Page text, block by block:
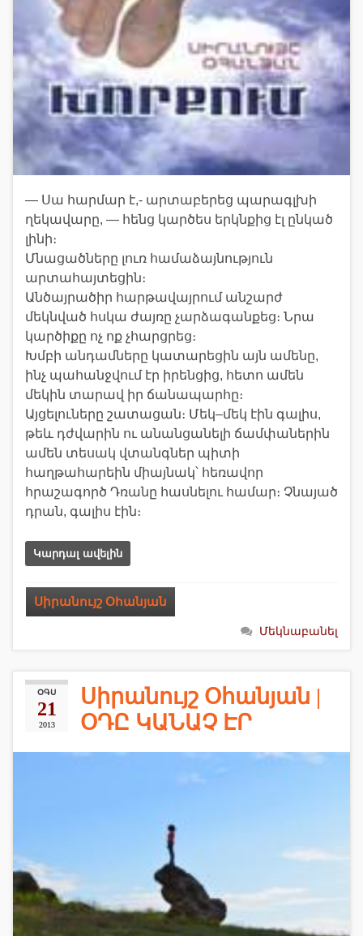
— Սա հարմար է,- արտաբերեց պարագլխի
ղեկավարը, — հենց կարծես երկնքից էլ ընկած
լինի։
Մնացածները լուռ համաձայնություն
արտահայտեցին։
Անծայրածիր հարթավայրում անշարժ
մեկնված հսկա ժայռը չարձագանքեց։ Նրա
կարծիքը ոչ ոք չհարցրեց։
Խմբի անդամները կատարեցին այն ամենը,
ինչ պահանջվում էր իրենցից, հետո ամեն
մեկին տարավ իր ճանապարհը։
Այցելուները շատացան։ Մեկ–մեկ էին գալիս,
թեև դժվարին ու անանցանելի ճամփաներին
ամեն տեսակ վտանգներ պիտի
հաղթահարեին միայնակ՝ հեռավոր
հրաշագործ Դռանը հասնելու համար։ Չնայած
դրան, գալիս էին։
Կարդալ ավելին
Սիրանույշ Օհանյան
Մեկնաբանել
ՕԳՍ
21
2013
Սիրանույշ Օհանյան |
ՕԴԸ ԿԱՆԱՉ ԷՐ